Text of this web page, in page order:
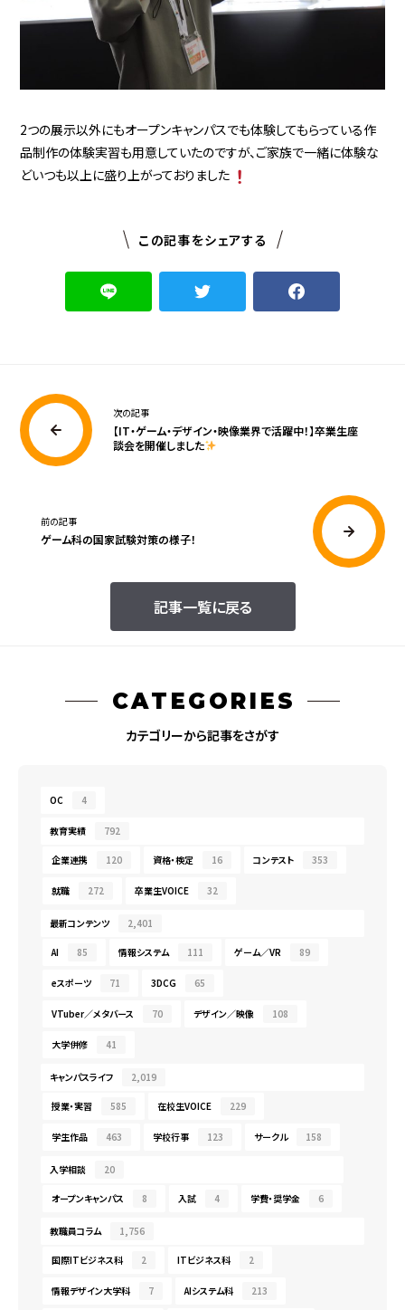
2つの展示以外にもオープンキャンパスでも体験してもらっている作
品制作の体験実習も用意していたのですが、ご家族で一緒に体験な
どいつも以上に盛り上がっておりました
この記事をシェアする
次の記事
【IT・ゲーム・デザイン・映像業界で活躍中！】卒業生座
談会を開催しました
記事一覧に戻る
前の記事
ゲーム科の国家試験対策の様子！
CATEGORIES
カテゴリーから記事をさがす
OC 4
教育実績 792
企業連携 120 資格・検定 16 コンテスト 353
就職 272 卒業生VOICE 32
最新コンテンツ 2,401
AI 85 情報システム 111 ゲーム／VR 89
eスポーツ 71 3DCG 65
VTuber／メタバース 70 デザイン／映像 108
大学併修 41
キャンパスライフ 2,019
授業・実習 585 在校生VOICE 229
学生作品 463 学校行事 123 サークル 158
入学相談 20
オープンキャンパス 8 入試 4 学費・奨学金 6
教職員コラム 1,756
国際ITビジネス科 2 ITビジネス科 2
情報デザイン大学科 7 AIシステム科 213